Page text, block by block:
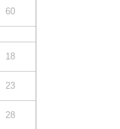
60
18
23
28